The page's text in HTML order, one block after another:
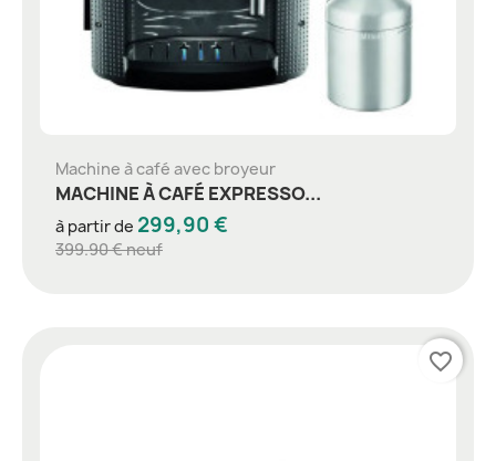
Machine à café avec broyeur
MACHINE À CAFÉ EXPRESSO...
à partir de 299,90 €
399.90 € neuf
favorite_border